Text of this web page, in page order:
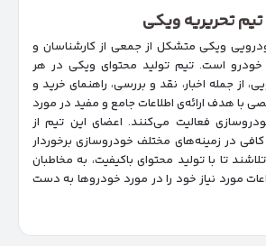
تیم تحریریه ویکی
ویکی متشکل از جمعی از کارشناسان و
خودرو است. تیم تولید محتوای ویکی در هر
از جمله اخبار، نقد و بررسی، راهنمای خرید و
با هدف ارائه‌ی اطلاعات جامع و مفید در مورد
فعالیت می‌کنند. اعضای این تیم از
در زمینه‌های مختلف خودروسازی برخوردار
تا با تولید محتوای باکیفیت، به مخاطبان
مورد نیاز خود را در مورد خودروها به دست